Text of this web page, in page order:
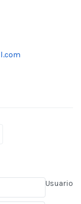
Usuario